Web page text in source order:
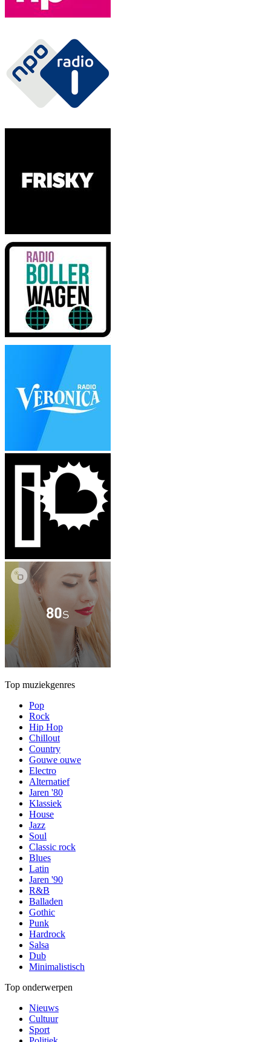
Top muziekgenres
Pop
Rock
Hip Hop
Chillout
Country
Gouwe ouwe
Electro
Alternatief
Jaren '80
Klassiek
House
Jazz
Soul
Classic rock
Blues
Latin
Jaren '90
R&B
Balladen
Gothic
Punk
Hardrock
Salsa
Dub
Minimalistisch
Top onderwerpen
Nieuws
Cultuur
Sport